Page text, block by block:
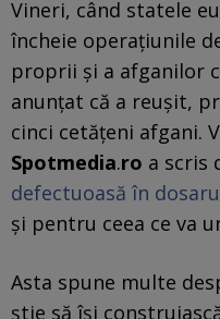
Vineri, când statele
încheie operațiunile
proprii și a afganilor
anunțat că a reușit,
cinci cetățeni afgani.
Spotmedia.ro a scris
defectuoasă în
și pentru ceea ce va
Asta spune multe
știe să își